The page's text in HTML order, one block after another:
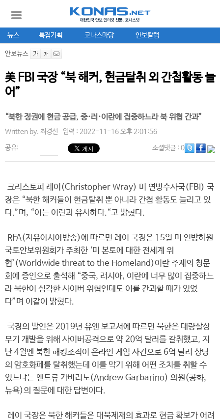
뉴스 특집기획 코나스마당 안보칼럼
안보뉴스
美 FBI 국장 “북 해커, 현금탈취 외 간첩활동 늘
어”
“북한 정권에 현금 공급, 중·러·이란에 집중하느라 북 위협 간과”
Written by. 최경선 입력 : 2022-11-16 오후 2:01:56
공유: 소셜댓글: 0
크리스토퍼 레이(Christopher Wray) 미 연방수사국(FBI) 국
장은 “북한 해커들이 현금탈취 뿐 아니라 간첩 활동도 늘리고 있
다.”며, “이는 이란과 유사하다.“고 밝혔다.
RFA(자유아시아방송)에 따르면 레이 국장은 15일 미 연방하원
국토안보위원회가 주최한 ‘미 본토에 대한 전세계 위
협’(Worldwide threat to the Homeland)이란 주제의 청문
회에 증인으로 출석해 “중국, 러시아, 이란에 너무 많이 집중하느
라 북한이 심각한 사이버 위협인데도 이를 간과할 때가 있었
다”며 이같이 밝혔다.
국장의 발언은 2019년 유엔 보고서에 따르면 북한은 대량살상
무기 개발을 위해 사이버공격으로 약 20억 달러를 갈취했고, 지
난 4월엔 북한 해킹조직이 온라인 게임 사건으로 6억 달러 상당
의 암호화페를 탈취했는데 이를 막기 위해 어떤 조치를 취할 수
있느냐는 앤드류 가바리노(Andrew Garbarino) 의원(공화,
뉴욕)의 질문에 대한 답변이다.
레이 국장은 북한 해커들은 대북제재의 효과로 현금 확보가 어려